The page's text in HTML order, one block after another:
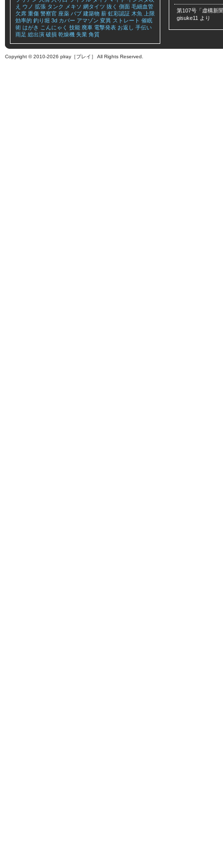
え ウノ 拡張 タンク メキソ 網タイツ 抜く 側面 毛細血管
欠席 重傷 警察官 座薬 バブ 建築物 薪 虹彩認証 木魚
上限
効率的 釣り堀 3d カバー アマゾン 変異 ストレート 催眠
術 はがき こんにゃく 技能 廃車 電撃発表 お返し 手伝い
雨足 総出演 破損 乾燥機 失業 角質
第107号「虚構新
gisuke11 より
Copyright © 2010-2026 plray［プレイ］ All Rights Reserved.